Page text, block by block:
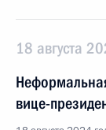
18 августа
вице-